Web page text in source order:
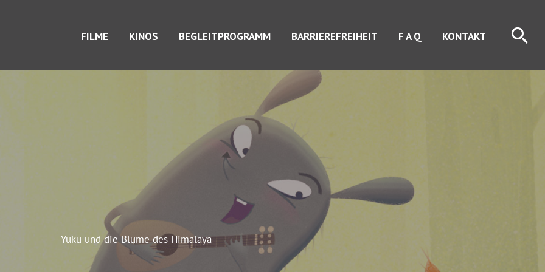
FILME KINOS BEGLEITPROGRAMM BARRIEREFREIHEIT F A Q KONTAKT
Yuku und die Blume des Himalaya